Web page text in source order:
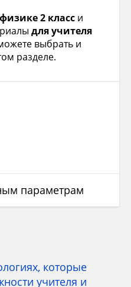
2 класс и
для учителя
выбрать и
разделе.
параметрам